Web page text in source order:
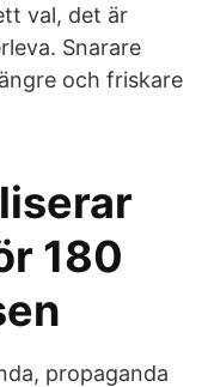
val, det är
Snarare
och friskare
180
propaganda